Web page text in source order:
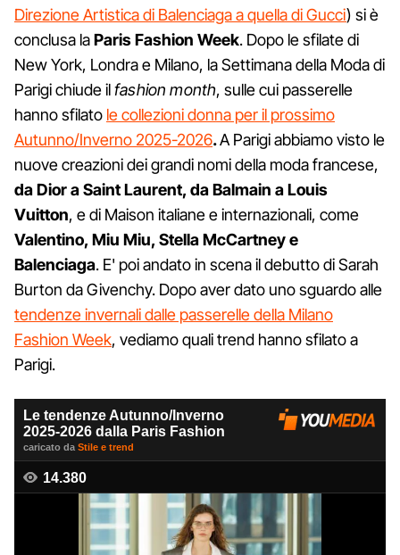
Direzione Artistica di Balenciaga a quella di Gucci) si è
conclusa laParis Fashion Week. Dopo le sfilate di
New York, Londra e Milano, la Settimana della Moda di
Parigi chiude ilfashion month, sulle cui passerelle
hanno sfilato le collezioni donna per il prossimo
Autunno/Inverno 2025-2026.A Parigi abbiamo visto le
nuove creazioni dei grandi nomi della moda francese,
da Dior a Saint Laurent, da Balmain a Louis
Vuitton, e di Maison italiane e internazionali, come
Valentino, Miu Miu, Stella McCartney e
Balenciaga. E' poi andato in scena il debutto di Sarah
Burton da Givenchy. Dopo aver dato uno sguardo alle
tendenze invernali dalle passerelle della Milano
Fashion Week, vediamo quali trend hanno sfilato a
Parigi.